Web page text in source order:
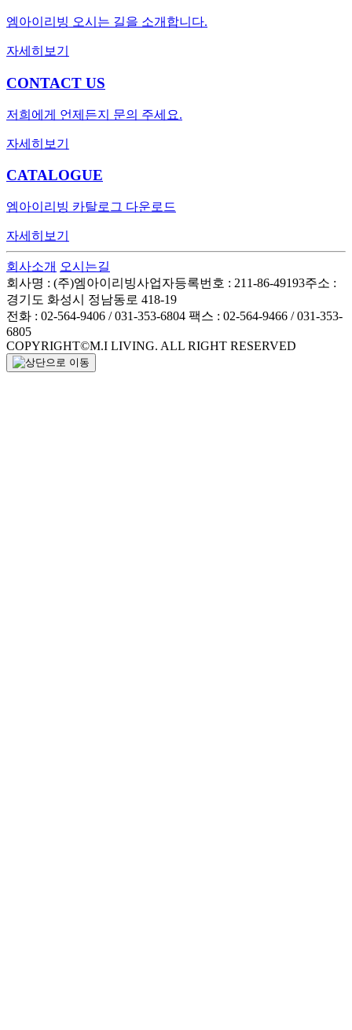
엠아이리빙 오시는 길을 소개합니다.
자세히보기
CONTACT US
저희에게 언제든지 문의 주세요.
자세히보기
CATALOGUE
엠아이리빙 카탈로그 다운로드
자세히보기
회사소개 오시는길
회사명 : (주)엠아이리빙사업자등록번호 : 211-86-49193주소 :
경기도 화성시 정남동로 418-19
전화 : 02-564-9406 / 031-353-6804 팩스 : 02-564-9466 / 031-353-
6805
COPYRIGHT©M.I LIVING. ALL RIGHT RESERVED